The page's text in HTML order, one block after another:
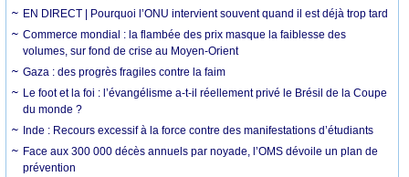
EN DIRECT | Pourquoi l’ONU intervient souvent quand il est déjà trop tard
Commerce mondial : la flambée des prix masque la faiblesse des
volumes, sur fond de crise au Moyen-Orient
Gaza : des progrès fragiles contre la faim
Le foot et la foi : l’évangélisme a-t-il réellement privé le Brésil de la Coupe
du monde ?
Inde : Recours excessif à la force contre des manifestations d’étudiants
Face aux 300 000 décès annuels par noyade, l’OMS dévoile un plan de
prévention